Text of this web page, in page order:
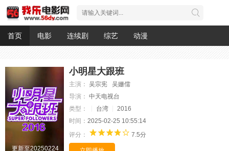
首页 电影 连续剧 综艺 动漫
更新至20250224
小明星大跟班
主演： 吴宗宪 吴姗儒
导演： 中天电视台
类型：
台湾
2016
时间： 2025-02-25 10:55:14
评分：
7.5分